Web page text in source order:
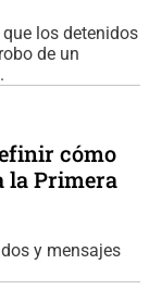
los detenidos
de un
cómo
la Primera
y mensajes